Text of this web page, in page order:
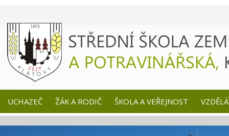
UCHAZEČ ŽÁK A RODIČ ŠKOLA A VEŘEJNOST